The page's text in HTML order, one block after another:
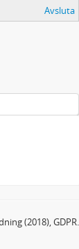
Avsluta
(2018), GDPR.